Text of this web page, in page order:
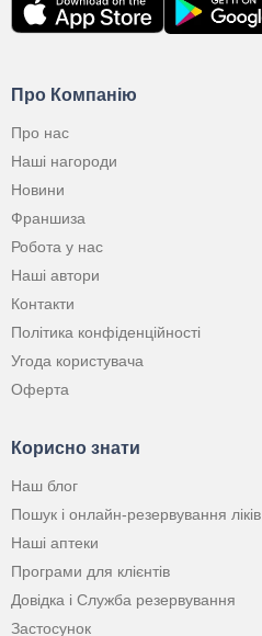
Про Компанію
Про нас
Наші нагороди
Новини
Франшиза
Робота у нас
Наші автори
Контакти
Політика конфіденційності
Угода користувача
Оферта
Корисно знати
Наш блог
Пошук і онлайн-резервування ліків
Наші аптеки
Програми для клієнтів
Довідка і Служба резервування
Застосунок